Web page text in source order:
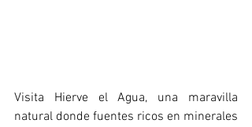
Visita Hierve el Agua, una maravilla
natural donde fuentes ricos en minerales